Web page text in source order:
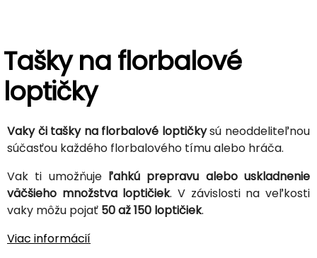
Tašky na florbalové
loptičky
Vaky či tašky na florbalové loptičkysú neoddeliteľnou
súčasťou každého florbalového tímu alebo hráča.
Vak ti umožňuje ľahkú prepravu alebo uskladnenie
väčšieho množstva loptičiek. V závislosti na veľkosti
vaky môžu pojať 50 až 150 loptičiek.
Viac informácií